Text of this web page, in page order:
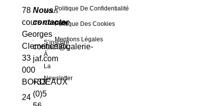
78
cours
Georges
Clemenceau,
33
000
BORDEAUX
24
Nous
contacter
contact@galerie-
jaf.com
+33
(0)5
Nous
Contacter
S’inscrire
À
La
Newsletter
Politique De Confidentialité
Politique Des Cookies
Mentions Légales